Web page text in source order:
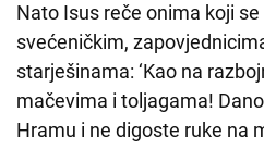
Nato Isus reče onima koji
svećeničkim,
starješinama: ‘Kao na
mačevima i toljagama!
Hramu i ne digoste ruke na